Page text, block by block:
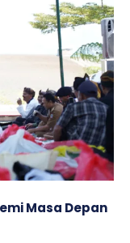
Masa Depan